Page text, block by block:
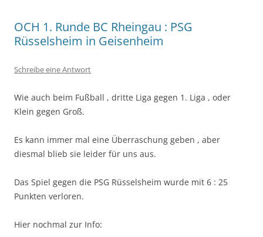
OCH 1. Runde BC Rheingau : PSG
Rüsselsheim in Geisenheim
Schreibe eine Antwort
Wie auch beim Fußball , dritte Liga gegen 1. Liga , oder
Klein gegen Groß.
Es kann immer mal eine Überraschung geben , aber
diesmal blieb sie leider für uns aus.
Das Spiel gegen die PSG Rüsselsheim wurde mit 6 : 25
Punkten verloren.
Hier nochmal zur Info: